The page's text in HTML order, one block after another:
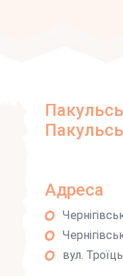
Адреса
вул.